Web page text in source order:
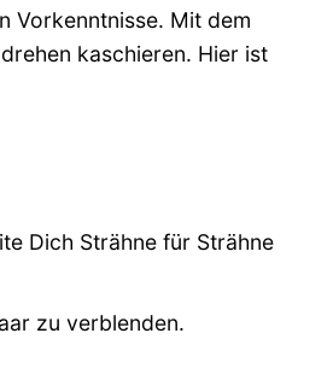
Vorkenntnisse. Mit dem
kaschieren. Hier ist
Dich Strähne für Strähne
zu verblenden.